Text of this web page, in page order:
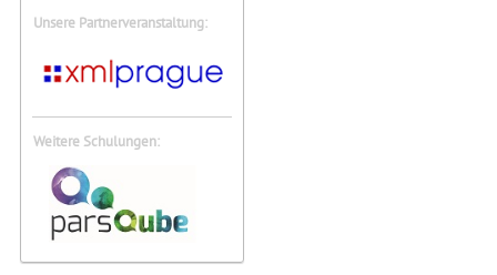
Unsere Partnerveranstaltung:
Weitere Schulungen: